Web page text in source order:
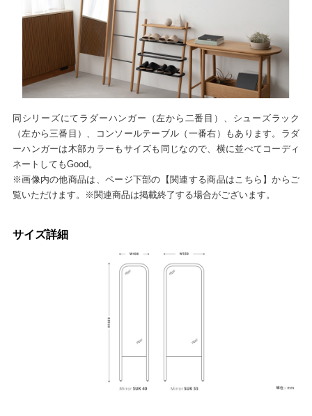
同シリーズにてラダーハンガー（左から二番目）、シューズラック
（左から三番目）、コンソールテーブル（一番右）もあります。ラダ
ーハンガーは木部カラーもサイズも同じなので、横に並べてコーディ
ネートしてもGood。
※画像内の他商品は、ページ下部の【関連する商品はこちら】からご
覧いただけます。※関連商品は掲載終了する場合がございます。
サイズ詳細